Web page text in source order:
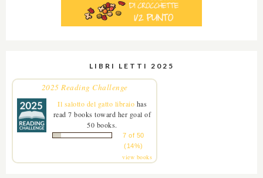
LIBRI LETTI 2025
2025 Reading Challenge
Il salotto del gatto libraio has
read 7 books toward her goal of
50 books.
7 of 50
(14%)
view books